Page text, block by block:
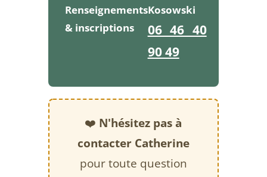
Renseignements
& inscriptions
Kosowski
06 46 40
90 49
❤️ N'hésitez pas à
contacter Catherine
pour toute question